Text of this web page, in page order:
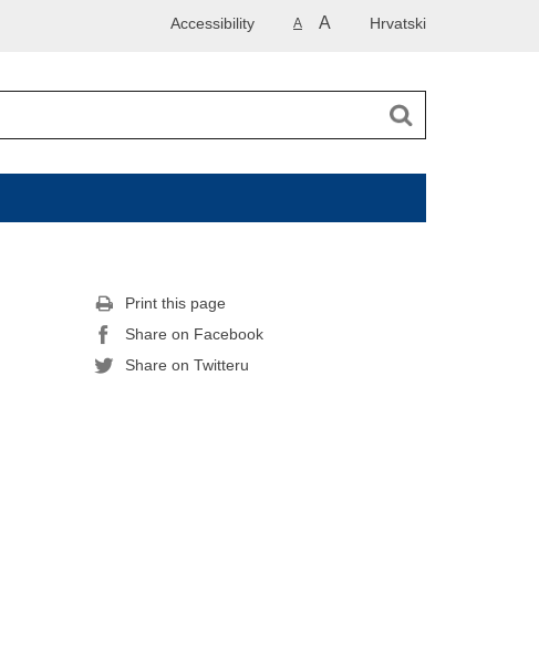
Hrvatski
A A
Accessibility
Print this page
Share on Facebook
Share on Twitteru